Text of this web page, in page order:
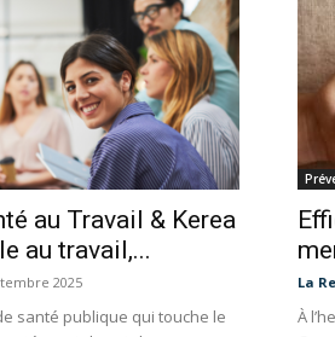
au Travail & Kerea
au travail,...
2025
santé publique qui touche le
La
À